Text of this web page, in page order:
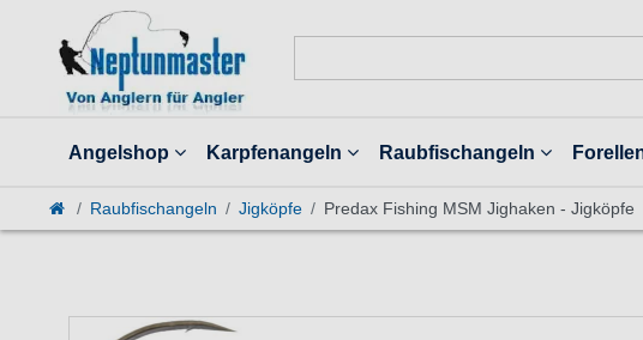
Angelshop Karpfenangeln Raubfischangeln
Raubfischangeln Jigköpfe Predax Fishing MSM Jighaken - Jigköpfe